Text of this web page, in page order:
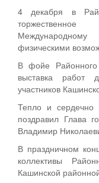
4 декабря в
физическими
В фойе Районного
выставка работ
участников
Тепло и сердечно
поздравил Глава
Владимир
В праздничном
коллективы
Кашинской